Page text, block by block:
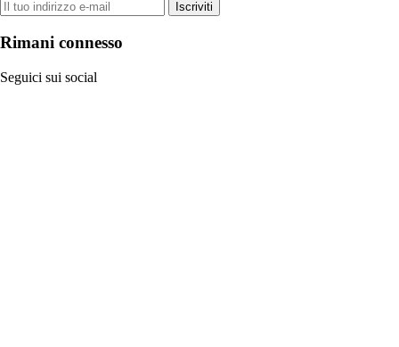
Iscriviti
Rimani connesso
Seguici sui social